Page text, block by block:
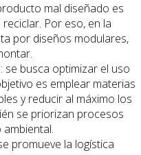
mal diseñado es
Por eso, en la
por diseños modulares,
: se busca optimizar el uso
es emplear materias
y reducir al máximo los
se priorizan procesos
promueve la logística